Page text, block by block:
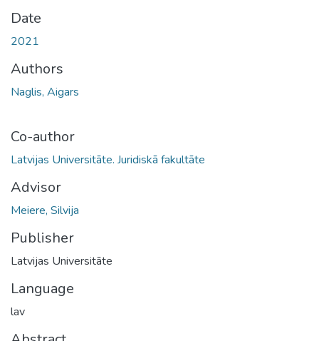
Date
2021
Authors
Naglis, Aigars
Co-author
Latvijas Universitāte. Juridiskā fakultāte
Advisor
Meiere, Silvija
Publisher
Latvijas Universitāte
Language
lav